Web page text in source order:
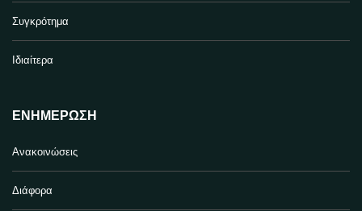
Συγκρότημα
Ιδιαίτερα
ΕΝΗΜΈΡΩΣΗ
Ανακοινώσεις
Διάφορα